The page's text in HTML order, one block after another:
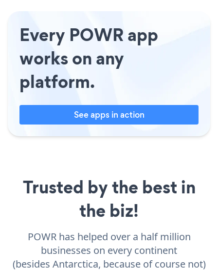
Every POWR app
works on any
platform.
See apps in action
Trusted by the best in
the biz!
POWR has helped over a half million
businesses on every continent
(besides Antarctica, because of course not)